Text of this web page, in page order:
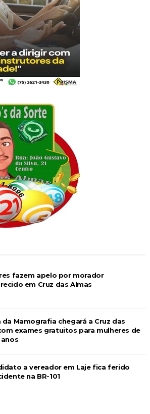
fazem apelo por morador
em Cruz das Almas
da Mamografia chegará a Cruz das
exames gratuitos para mulheres de
a vereador em Laje fica ferido
na BR-101